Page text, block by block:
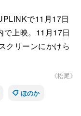
で11月17日
上映。11月17日
クリーンにかけら
《松尾》
ほのか